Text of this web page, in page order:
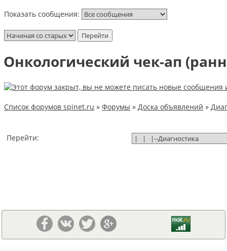
Показать сообщения:
Онкологический чек-ап
Список форумов spinet.ru » Форумы » Доска объявлений »
Перейти: